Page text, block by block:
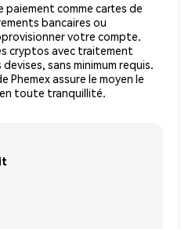
comme cartes de
bancaires ou
votre compte.
cryptos avec traitement
sans minimum requis.
Phemex assure le moyen le
en toute tranquillité.